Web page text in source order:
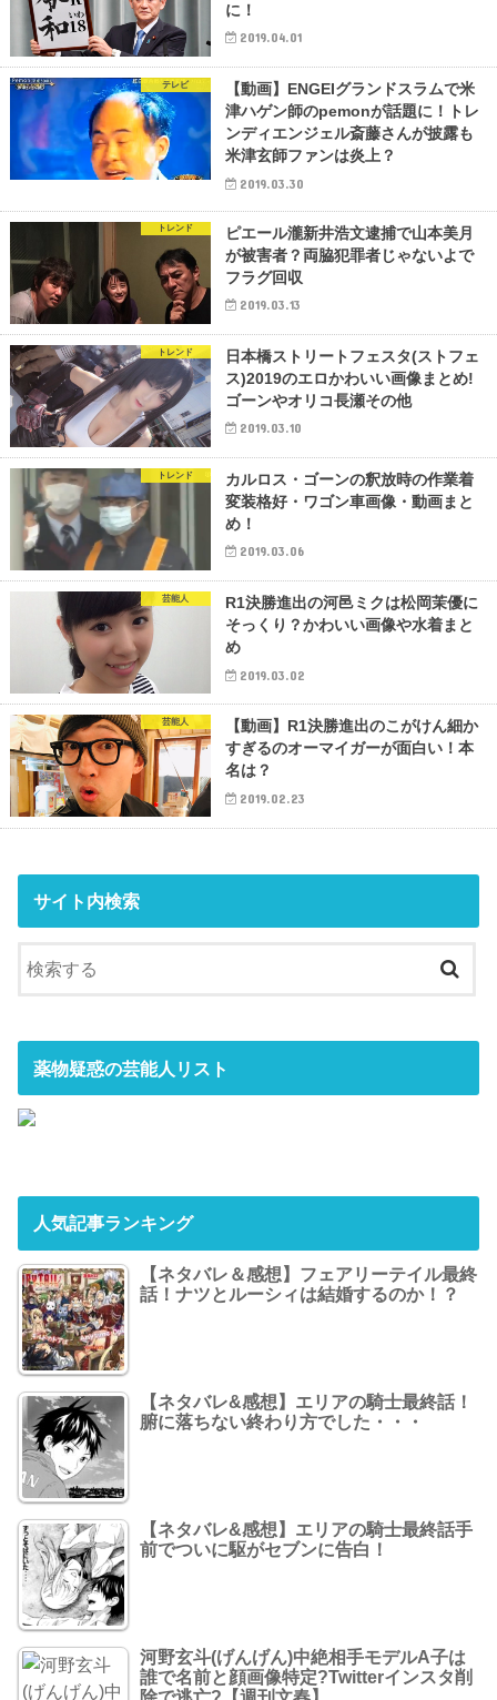
に！
2019.04.01
テレビ
【動画】ENGEIグランドスラムで米
津ハゲン師のpemonが話題に！トレ
ンディエンジェル斎藤さんが披露も
米津玄師ファンは炎上？
2019.03.30
トレンド
ピエール瀧新井浩文逮捕で山本美月
が被害者？両脇犯罪者じゃないよで
フラグ回収
2019.03.13
トレンド
日本橋ストリートフェスタ(ストフェ
ス)2019のエロかわいい画像まとめ!
ゴーンやオリコ長瀬その他
2019.03.10
トレンド
カルロス・ゴーンの釈放時の作業着
変装格好・ワゴン車画像・動画まと
め！
2019.03.06
芸能人
R1決勝進出の河邑ミクは松岡茉優に
そっくり？かわいい画像や水着まと
め
2019.03.02
芸能人
【動画】R1決勝進出のこがけん細か
すぎるのオーマイガーが面白い！本
名は？
2019.02.23
サイト内検索
薬物疑惑の芸能人リスト
人気記事ランキング
【ネタバレ＆感想】フェアリーテイル最終
話！ナツとルーシィは結婚するのか！？
【ネタバレ&感想】エリアの騎士最終話！
腑に落ちない終わり方でした・・・
【ネタバレ&感想】エリアの騎士最終話手
前でついに駆がセブンに告白！
河野玄斗(げんげん)中絶相手モデルA子は
誰で名前と顔画像特定?Twitterインスタ削